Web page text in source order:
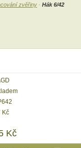
zvěřiny · Hák 6/42
Kč
Kč